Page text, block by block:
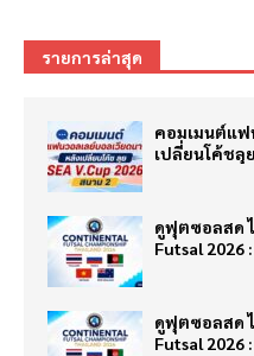
รายการล่าสุด
คอมเมนต์แฟ
เปลี่ยนโค้ชลุ
ดูฟุตซอลสด
Futsal 2026
ดูฟุตซอลสด
Futsal 2026